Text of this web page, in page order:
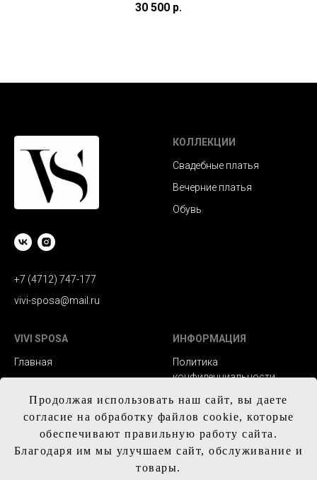
30 500 р.
Продолжая использовать наш сайт, вы даете
согласие на обработку файлов cookie, которые
обеспечивают правильную работу сайта.
Благодаря им мы улучшаем сайт, обслуживание и
товары.
+7 (4712) 747-177
vivi-sposa@mail.ru
КОЛЛЕКЦИИ
Свадебные платья
Вечерние платья
Обувь
VIVI SPOSA
Главная
Контакты
ИНФОРМАЦИЯ
Политика
конфиденциальности
Заказ и сроки
изготовления
Доставка
Обмен и возврат